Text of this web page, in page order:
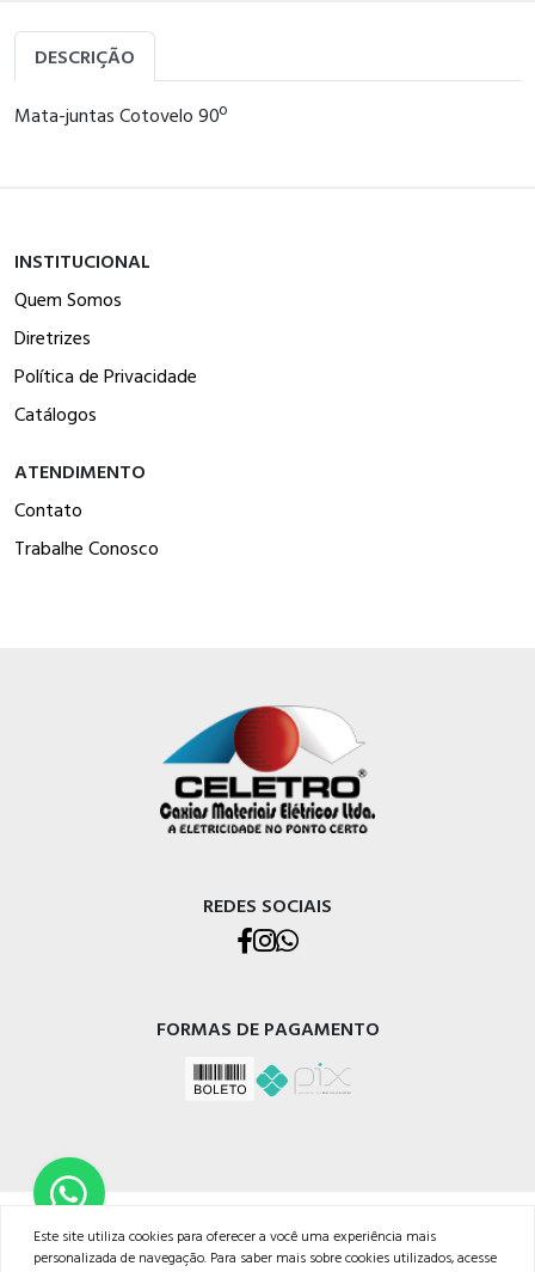
DESCRIÇÃO
Mata-juntas Cotovelo 90º
INSTITUCIONAL
Quem Somos
Diretrizes
Política de Privacidade
Catálogos
ATENDIMENTO
Contato
Trabalhe Conosco
REDES SOCIAIS
FORMAS DE PAGAMENTO
Rua Os Dezoito do Forte, 529 - Nossa Sra. de Lourdes, Caxias do Sul - RS, 95020-472
Este site utiliza cookies para oferecer a você uma experiência mais
personalizada de navegação. Para saber mais sobre cookies utilizados, acesse